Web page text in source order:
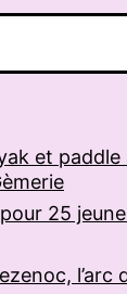
et paddle
25
l’arc